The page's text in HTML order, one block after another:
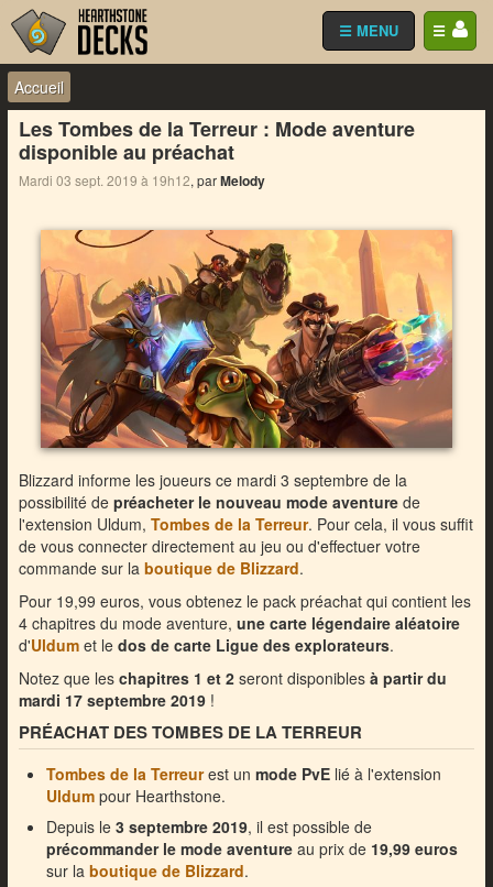
☰
☰ MENU
Accueil
Les Tombes de la Terreur : Mode aventure
disponible au préachat
Mardi 03 sept. 2019 à 19h12, parMelody
Blizzard informe les joueurs ce mardi 3 septembre de la
possibilité de préacheter le nouveau mode aventurede
l'extension Uldum, Tombes de la Terreur. Pour cela, il vous suffit
de vous connecter directement au jeu ou d'effectuer votre
commande sur la boutique de Blizzard.
Pour 19,99 euros, vous obtenez le pack préachat qui contient les
4 chapitres du mode aventure, une carte légendaire aléatoire
d'Uldumet le dos de carte Ligue des explorateurs.
Notez que les chapitres 1 et 2seront disponibles à partir du
mardi 17 septembre 2019!
PRÉACHAT DES TOMBES DE LA TERREUR
Tombes de la Terreurest un mode PvElié à l'extension
Uldumpour Hearthstone.
Depuis le 3 septembre 2019, il est possible de
précommander le mode aventureau prix de 19,99 euros
sur la boutique de Blizzard.